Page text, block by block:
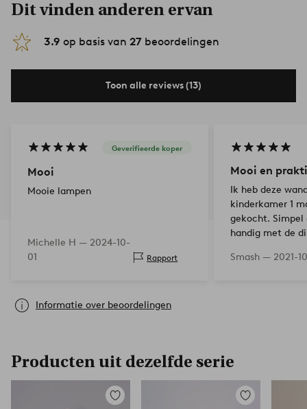
Dit vinden anderen ervan
3.9 op basis van 27 beoordelingen
Toon alle reviews (13)
Geverifieerde koper
Mooi
Mooie lampen
Michelle H — 2024-10-
01
Rapport
Mooi en
Ik heb deze
kinderkamer 1
gekocht. Simpel
handig met de
Smash — 2021-
Informatie over beoordelingen
Producten uit dezelfde serie
Toevoegen
Toevoegen